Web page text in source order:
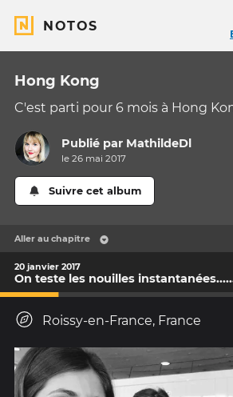
NOTOS
Hong Kong
C'est parti pour 6 mois à Hong
Publié par MathildeDl
le 26 mai 2017
Suivre cet album
Aller au chapitre
20 janvier 2017
On teste les nouilles
Roissy-en-France, France